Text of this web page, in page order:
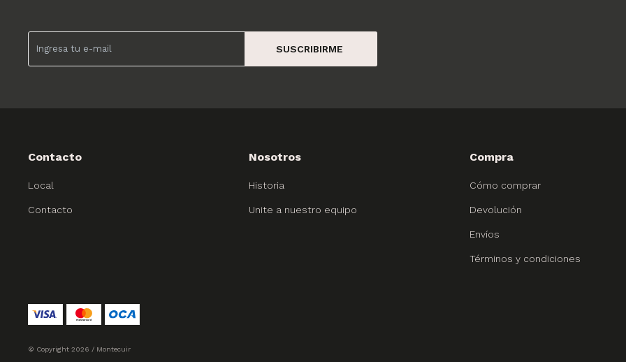
SUSCRIBIRME
Contacto
Local
Contacto
Nosotros
Historia
Unite a nuestro equipo
Compra
Cómo comprar
Devolución
Envíos
Términos y condiciones
© Copyright 2026 / Montecuir